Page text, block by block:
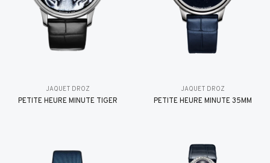
JAQUET DROZ
PETITE HEURE MINUTE TIGER
JAQUET DROZ
PETITE HEURE MINUTE 35MM